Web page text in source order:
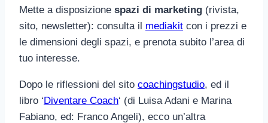
Mette a disposizione spazi di marketing (rivista,
sito, newsletter): consulta il mediakit con i prezzi e
le dimensioni degli spazi, e prenota subito l’area di
tuo interesse.
Dopo le riflessioni del sito coachingstudio, ed il
libro ‘Diventare Coach‘ (di Luisa Adani e Marina
Fabiano, ed: Franco Angeli), ecco un’altra